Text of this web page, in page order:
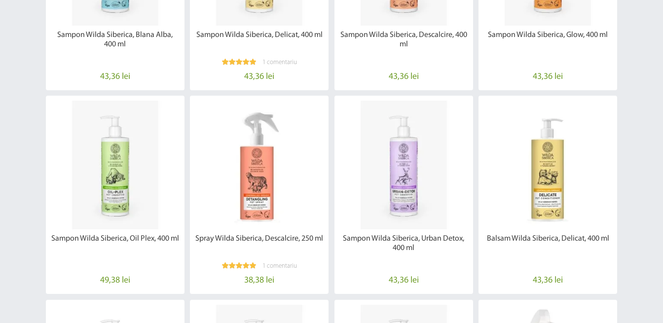
Sampon Wilda Siberica, Blana Alba,
400 ml
43,36 lei
Sampon Wilda Siberica, Delicat, 400 ml
1 comentariu
43,36 lei
Sampon Wilda Siberica, Descalcire, 400
ml
43,36 lei
Sampon Wilda Siberica, Glow, 400 ml
43,36 lei
Sampon Wilda Siberica, Oil Plex, 400 ml
49,38 lei
Spray Wilda Siberica, Descalcire, 250 ml
1 comentariu
38,38 lei
Sampon Wilda Siberica, Urban Detox,
400 ml
43,36 lei
Balsam Wilda Siberica, Delicat, 400 ml
43,36 lei